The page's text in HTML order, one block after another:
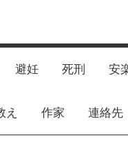
避妊 死刑 安
え 作家 連絡先